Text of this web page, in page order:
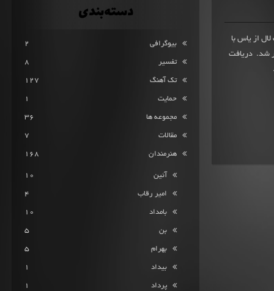
تک آهنگ لال از یاس با
بیست و چهارم خردادماه 1399 منتشر شد. دریافت
دسته‌بندی
بیوگرافی 2
تفسیر 8
تک آهنگ 127
حمایت 1
مجموعه ها 36
مقالات 7
هنرمندان 168
آئین 10
امیر رقاب 4
بامداد 10
بن 5
بهرام 5
بیداد 1
پرداد 1